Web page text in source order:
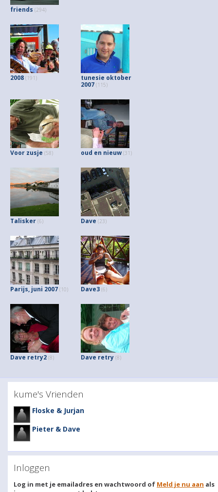
friends (294)
2008 (191)
tunesie oktober
2007 (115)
Voor zusje (58) oud en nieuw (31)
Talisker (6) Dave (23)
Parijs, juni 2007 (10) Dave3 (6)
Dave retry2 (8) Dave retry (8)
kume's Vrienden
Floske & Jurjan
Pieter & Dave
Inloggen
Log in met je emailadres en wachtwoord of Meld je nu aan als